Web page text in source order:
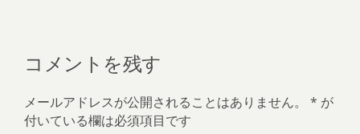
コメントを残す
メールアドレスが公開されることはありません。 * が
付いている欄は必須項目です